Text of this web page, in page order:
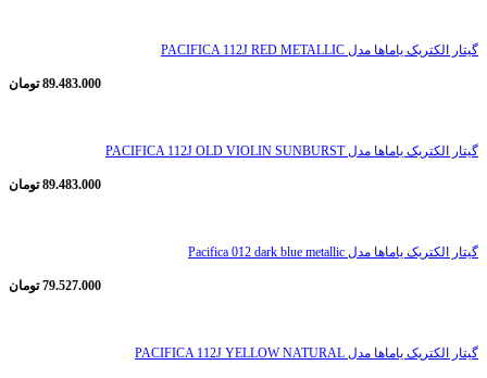
گیتار الکتريک یاماها مدل PACIFICA 112J RED METALLIC
89.483.000 تومان
گیتار الکتريک یاماها مدل PACIFICA 112J OLD VIOLIN SUNBURST
89.483.000 تومان
گیتار الکتریک یاماها مدل Pacifica 012 dark blue metallic
79.527.000 تومان
گیتار الکتریک یاماها مدل PACIFICA 112J YELLOW NATURAL